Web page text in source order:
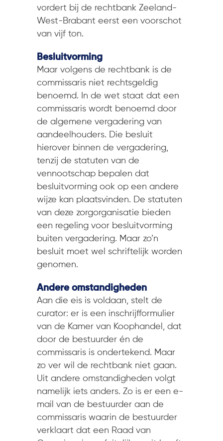
vordert bij de rechtbank Zeeland-
West-Brabant eerst een voorschot
van vijf ton.
Besluitvorming
Maar volgens de rechtbank is de
commissaris niet rechtsgeldig
benoemd. In de wet staat dat een
commissaris wordt benoemd door
de algemene vergadering van
aandeelhouders. Die besluit
hierover binnen de vergadering,
tenzij de statuten van de
vennootschap bepalen dat
besluitvorming ook op een andere
wijze kan plaatsvinden. De statuten
van deze zorgorganisatie bieden
een regeling voor besluitvorming
buiten vergadering. Maar zo’n
besluit moet wel schriftelijk worden
genomen.
Andere omstandigheden
Aan die eis is voldaan, stelt de
curator: er is een inschrijfformulier
van de Kamer van Koophandel, dat
door de bestuurder én de
commissaris is ondertekend. Maar
zo ver wil de rechtbank niet gaan.
Uit andere omstandigheden volgt
namelijk iets anders. Zo is er een e-
mail van de bestuurder aan de
commissaris waarin de bestuurder
verklaart dat een Raad van